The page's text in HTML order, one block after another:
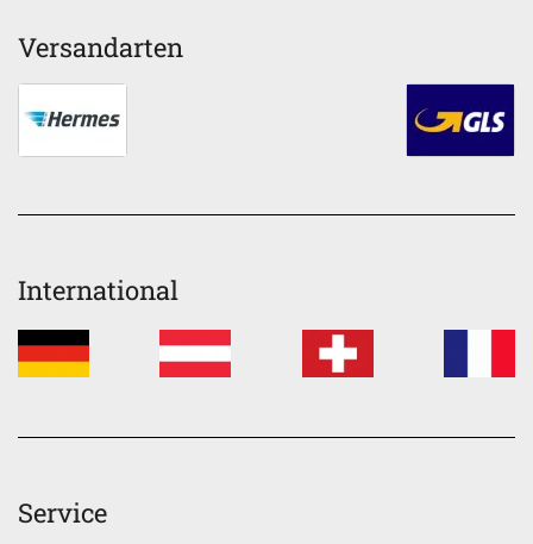
Versandarten
International
Service